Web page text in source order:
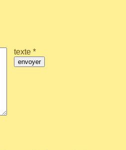
texte *
envoyer